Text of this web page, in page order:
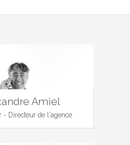
Amiel
- Directeur de l'agence